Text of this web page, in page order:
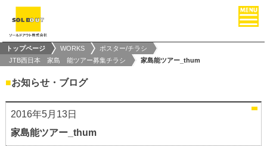
トップページ WORKS
ポスター/チラシ
JTB西日本 家島 能ツアー募集チラシ
家島能ツアー_thum
■お知らせ・ブログ
2016年5月13日
家島能ツアー_thum